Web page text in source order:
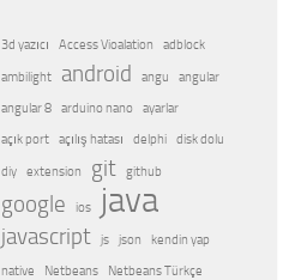
3d yazıcı Access Vioalation adblock
ambilight android angu
angular
angular 8
arduino nano
ayarlar
açık port
açılış hatası delphi disk dolu
diy extension git github
google ios java
javascript js json
kendin yap
native
Netbeans
Netbeans Türkçe